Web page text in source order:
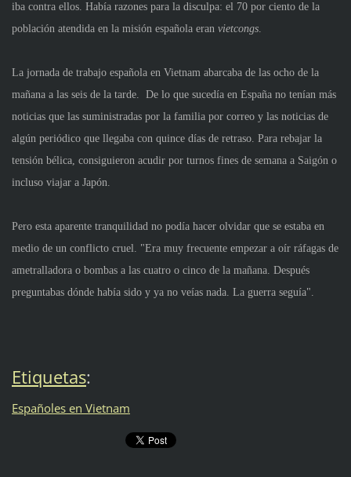
iba contra ellos. Había razones para la disculpa: el 70 por ciento de la
población atendida en la misión española eran vietcongs.
La jornada de trabajo española en Vietnam abarcaba de las ocho de la
mañana a las seis de la tarde. De lo que sucedía en España no tenían más
noticias que las suministradas por la familia por correo y las noticias de
algún periódico que llegaba con quince días de retraso. Para rebajar la
tensión bélica, consiguieron acudir por turnos fines de semana a Saigón o
incluso viajar a Japón.
Pero esta aparente tranquilidad no podía hacer olvidar que se estaba en
medio de un conflicto cruel. "Era muy frecuente empezar a oír ráfagas de
ametralladora o bombas a las cuatro o cinco de la mañana. Después
preguntabas dónde había sido y ya no veías nada. La guerra seguía".
Etiquetas:
Españoles en Vietnam